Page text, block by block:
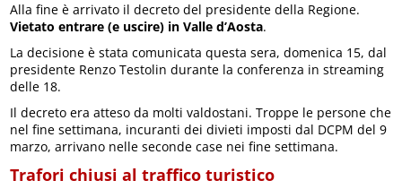
Alla fine è arrivato il decreto del presidente della Regione.
Vietato entrare (e uscire) in Valle d’Aosta.
La decisione è stata comunicata questa sera, domenica 15, dal
presidente Renzo Testolin durante la conferenza in streaming
delle 18.
Il decreto era atteso da molti valdostani. Troppe le persone che
nel fine settimana, incuranti dei divieti imposti dal DCPM del 9
marzo, arrivano nelle seconde case nei fine settimana.
Trafori chiusi al traffico turistico